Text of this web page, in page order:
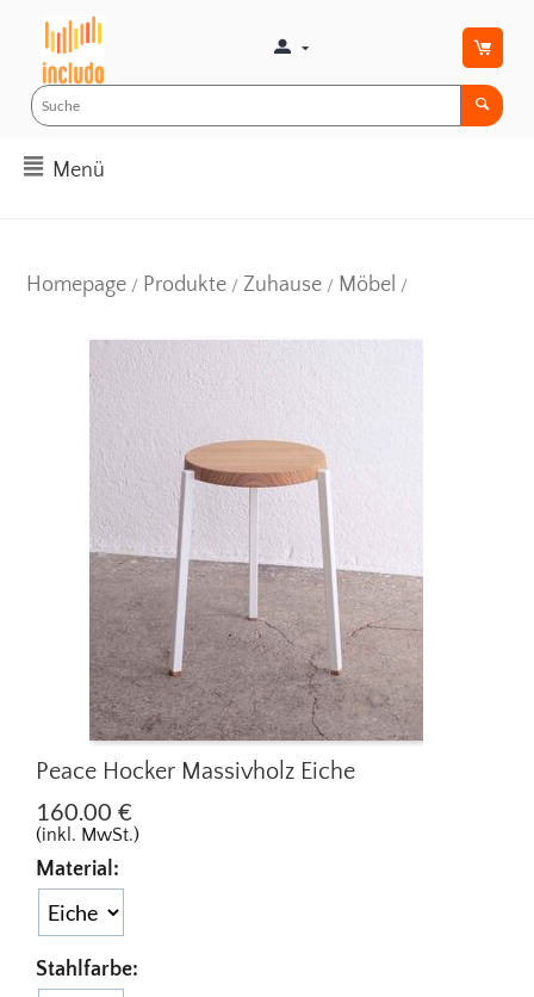
Menü
Homepage / Produkte / Zuhause / Möbel /
Peace Hocker Massivholz Eiche
160.00 €
(inkl. MwSt.)
Material:
Stahlfarbe: